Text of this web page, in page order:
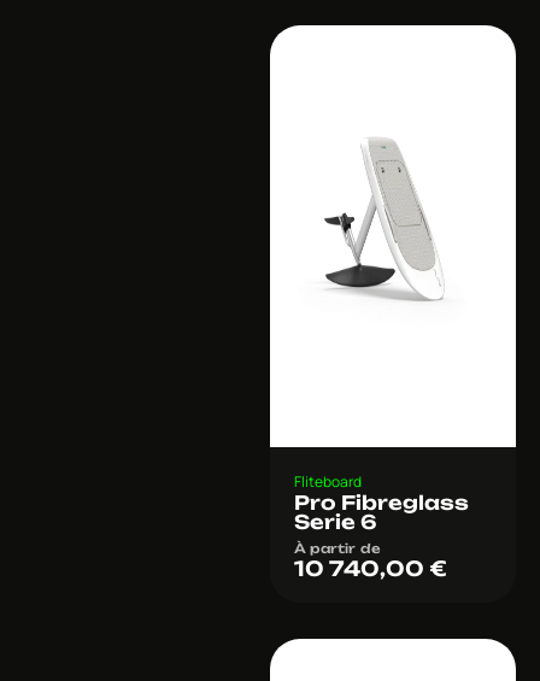
Fliteboard
Pro Fibreglass
Serie 6
À partir de
10 740,00 €